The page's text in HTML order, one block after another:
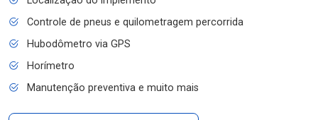
Controle de pneus e quilometragem percorrida
Hubodômetro via GPS
Horímetro
Manutenção preventiva e muito mais